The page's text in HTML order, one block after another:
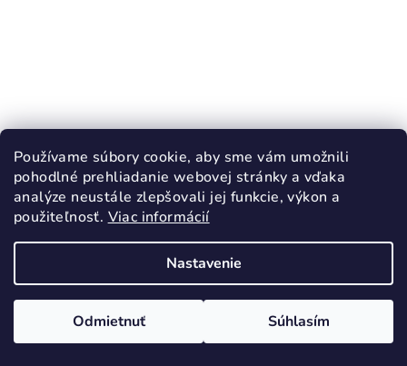
Používame súbory cookie, aby sme vám umožnili
pohodlné prehliadanie webovej stránky a vďaka
analýze neustále zlepšovali jej funkcie, výkon a
použiteľnosť. Viac informácií
Nastavenie
Odmietnuť Súhlasím
FRODDO plátenky balerínky Pink